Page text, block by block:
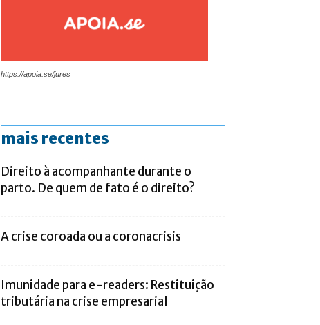
https://apoia.se/jures
mais recentes
Direito à acompanhante durante o
parto. De quem de fato é o direito?
A crise coroada ou a coronacrisis
Imunidade para e-readers: Restituição
tributária na crise empresarial